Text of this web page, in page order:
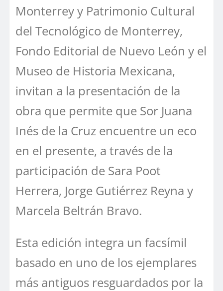
Monterrey y Patrimonio Cultural
del Tecnológico de Monterrey,
Fondo Editorial de Nuevo León y el
Museo de Historia Mexicana,
invitan a la presentación de la
obra que permite que Sor Juana
Inés de la Cruz encuentre un eco
en el presente, a través de la
participación de Sara Poot
Herrera, Jorge Gutiérrez Reyna y
Marcela Beltrán Bravo.
Esta edición integra un facsímil
basado en uno de los ejemplares
más antiguos resguardados por la